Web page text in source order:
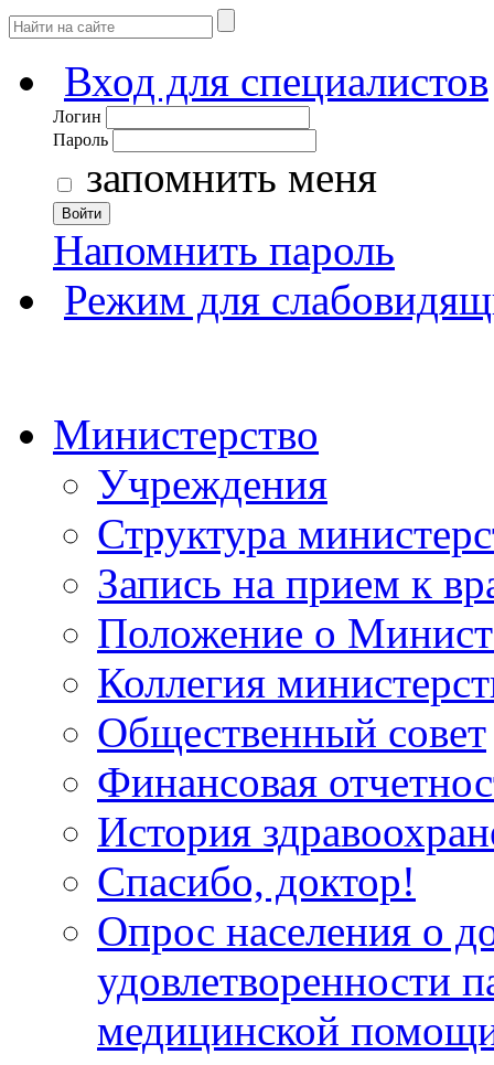
Вход для специалистов
Логин
Пароль
запомнить меня
Войти
Напомнить пароль
Режим для
Министерство
Учреждения
Структура
Запись на прием к
Положение о
Коллегия
Общественный совет
Финансовая
История
Спасибо, доктор!
Опрос населения о
удовлетворенности
медицинской